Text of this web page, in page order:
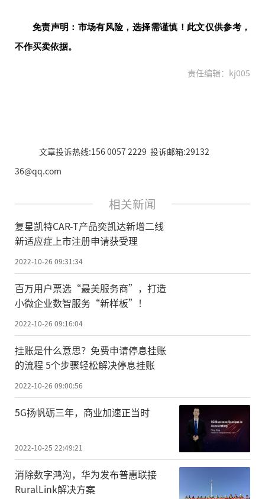
免责声明：市场有风险，选择需谨慎！此文仅供参考，
不作买卖依据。
责任编辑：kj005
文章投诉热线:156 0057 2229 投诉邮箱:29132
36@qq.com
相关新闻
复星凯特CAR-T产品奕凯达新增二线
新适应症上市注册申请获受理
2022-10-26 09:31:34
百万用户票选“最美服务商”，打造
小微企业数智服务“新样板”！
2022-10-26 09:16:04
挂账是什么意思？免费申请停息挂账
的流程 5个步骤轻松解决停息挂账
2022-10-26 09:00:56
5G扬帆砺三年，商业加速正当时
2022-10-25 22:49:21
消除数字鸿沟，华为发布普惠联接
RuralLink解决方案